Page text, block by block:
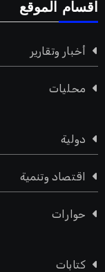
اقسام الموقع
أخبار وتقارير
محليات
دولية
اقتصاد وتنمية
حوارات
كتابات